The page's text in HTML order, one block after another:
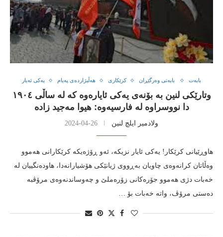
بابەت بابەتی وەرگێڕان کرێکاری هەڵبژاردەی پەیام یەکی ئەیار
وتارێکی لنین بە بۆنەی یەکی ئایارەوە کە لە ساڵی ١٩٠٤
دا نووسراوە لە فارسیەوە: هیوا مەجید زادە
ولادمیر ایلچ لنین 2024-04-26
هاوڕێیانی کرێکار! یەکی ئایار نزیکە، ئەو ڕۆژەیکە کرێکارانی هەموو
وەڵاتان کرانەوەی چاویان بەڕووی ژیانێکی هۆشیارانەدا، هاودەنگییان لە
خەبات دژی هەموو جۆرەکانی زۆرەملێ و چەوساندنەوەی مرۆڤبە
دەستی مرۆڤ، واتە خەبات بۆ …